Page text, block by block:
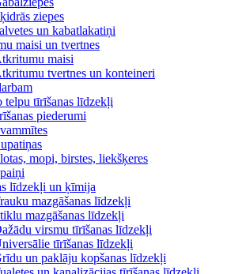
ziepes
un kabatlakatiņi
maisi un tvertnes
maisi
tvertnes un konteineri
telpu tīrīšanas līdzekļi
piederumi
mopi, birstes, liekšķeres
līdzekļi un ķīmija
mazgāšanas līdzekļi
mazgāšanas līdzekļi
virsmu tīrīšanas līdzekļi
tīrīšanas līdzekļi
un paklāju kopšanas līdzekļi